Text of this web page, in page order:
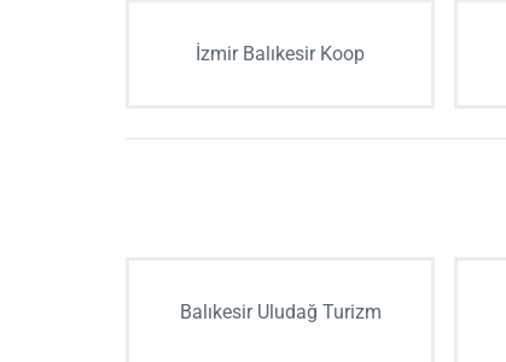
İzmir Balıkesir Koop
Balıkesir Uludağ Turizm